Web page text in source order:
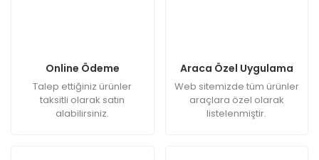
Online Ödeme
Talep ettiğiniz ürünler
taksitli olarak satın
alabilirsiniz.
Araca Özel Uygulama
Web sitemizde tüm ürünler
araçlara özel olarak
listelenmiştir.